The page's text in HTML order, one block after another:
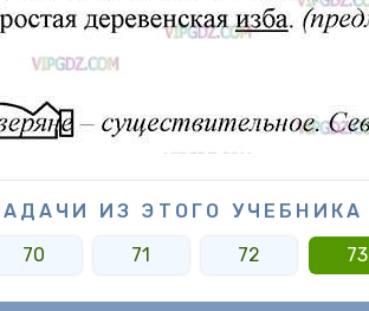
ИЗ ЭТОГО УЧЕБНИКА
70 71 72 73